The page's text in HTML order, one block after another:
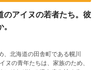
アイヌの若者たち。彼
北海道の田舎町である幌川
ヌの青年たちは、家族のため、